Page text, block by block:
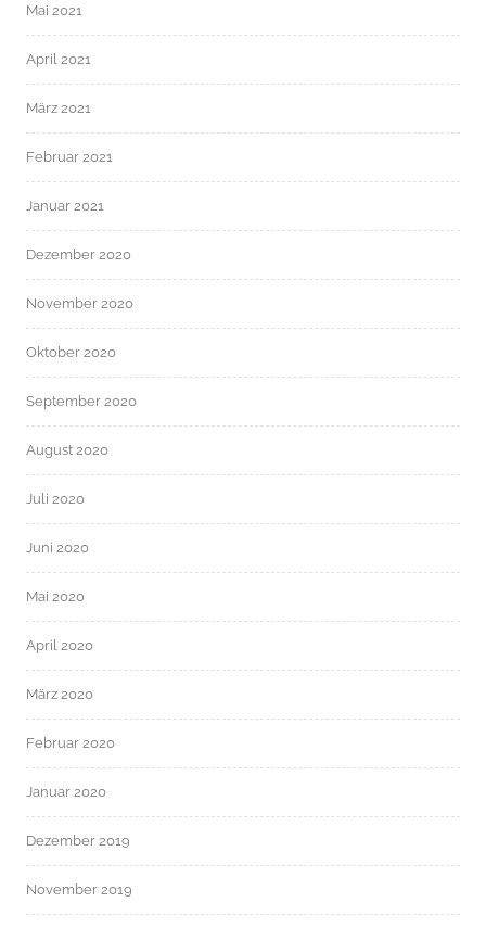
Mai 2021
April 2021
März 2021
Februar 2021
Januar 2021
Dezember 2020
November 2020
Oktober 2020
September 2020
August 2020
Juli 2020
Juni 2020
Mai 2020
April 2020
März 2020
Februar 2020
Januar 2020
Dezember 2019
November 2019